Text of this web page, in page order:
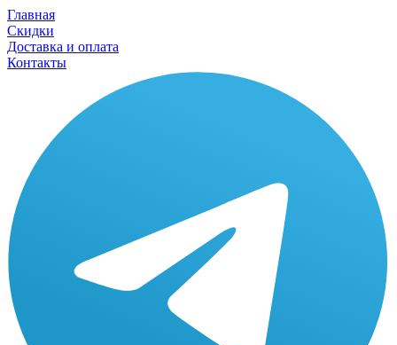
Главная
Скидки
Доставка и оплата
Контакты